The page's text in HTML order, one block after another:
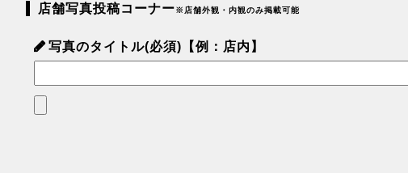
店舗写真投稿コーナー※店舗外観・内観のみ掲載可能
写真のタイトル(必須)【例：店内】